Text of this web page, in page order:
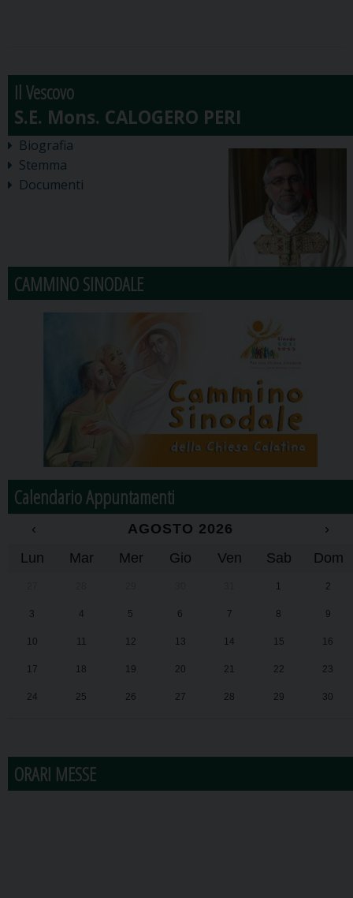
Il Vescovo
Biografia
Stemma
Documenti
CAMMINO SINODALE
Calendario Appuntamenti
‹ AGOSTO 2026
›
Lun
Mar Mer Gio Ven Sab Dom
1 2
3 4 5 6 7 8 9
10 11 12 13 14 15 16
17 18 19 20 21 22 23
24 25 26 27 28 29 30
ORARI MESSE